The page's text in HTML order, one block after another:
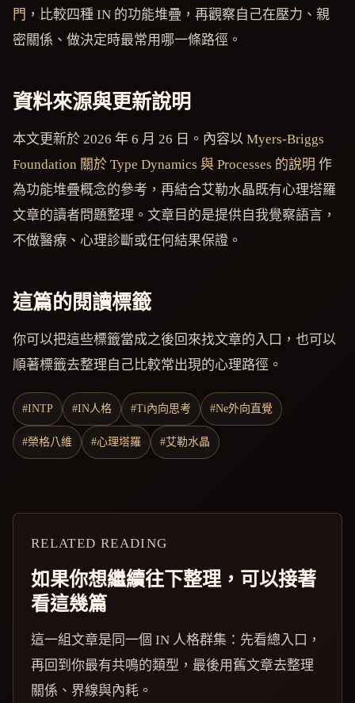
門 ，比較四種 IN 的功能堆疊，再觀察自己在壓力、親
密關係、做決定時最常用哪一條路徑。
資料來源與更新說明
本文更新於 2026 年 6 月 26 日。內容以 Myers-Briggs
Foundation 關於 Type Dynamics 與 Processes 的說明 作
為功能堆疊概念的參考，再結合艾勒水晶既有心理塔羅
文章的讀者問題整理。文章目的是提供自我覺察語言，
不做醫療、心理診斷或任何結果保證。
這篇的閱讀標籤
你可以把這些標籤當成之後回來找文章的入口，也可以
順著標籤去整理自己比較常出現的心理路徑。
#INTP #IN人格 #Ti內向思考 #Ne外向直覺
#榮格八維 #心理塔羅 #艾勒水晶
RELATED READING
如果你想繼續往下整理，可以接著
看這幾篇
這一組文章是同一個 IN 人格群集：先看總入口，
再回到你最有共鳴的類型，最後用舊文章去整理
關係、界線與內耗。